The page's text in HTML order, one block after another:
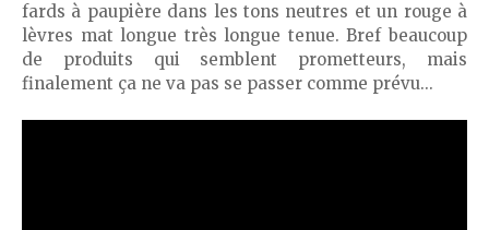
fards à paupière dans les tons neutres et un rouge à
lèvres mat longue très longue tenue. Bref beaucoup
de produits qui semblent prometteurs, mais
finalement ça ne va pas se passer comme prévu...